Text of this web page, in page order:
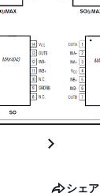
シェア